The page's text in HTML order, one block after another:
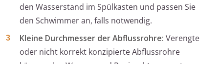
den Wasserstand im Spülkasten und passen Sie
den Schwimmer an, falls notwendig.
Kleine Durchmesser der Abflussrohre: Verengte
oder nicht korrekt konzipierte Abflussrohre